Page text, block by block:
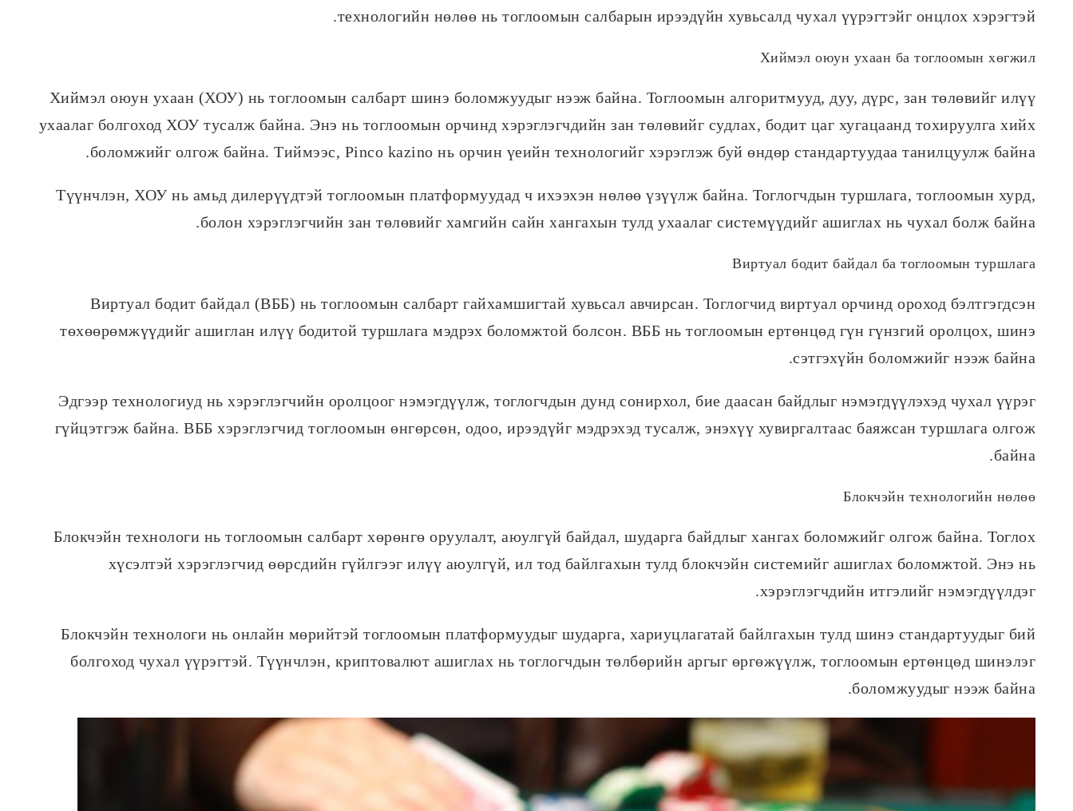
технологийн нөлөө нь тоглоомын салбарын ирээдүйн хувьсалд чухал үүрэгтэйг онцлох хэрэгтэй.
Хиймэл оюун ухаан ба тоглоомын хөгжил
Хиймэл оюун ухаан (ХОУ) нь тоглоомын салбарт шинэ боломжуудыг нээж байна. Тоглоомын алгоритмууд, дуу, дүрс, зан төлөвийг илүү
ухаалаг болгоход ХОУ тусалж байна. Энэ нь тоглоомын орчинд хэрэглэгчдийн зан төлөвийг судлах, бодит цаг хугацаанд тохируулга хийх
боломжийг олгож байна. Тиймээс, Pinco kazino нь орчин үеийн технологийг хэрэглэж буй өндөр стандартуудаа танилцуулж байна.
Түүнчлэн, ХОУ нь амьд дилерүүдтэй тоглоомын платформуудад ч ихээхэн нөлөө үзүүлж байна. Тоглогчдын туршлага, тоглоомын хурд,
болон хэрэглэгчийн зан төлөвийг хамгийн сайн хангахын тулд ухаалаг системүүдийг ашиглах нь чухал болж байна.
Виртуал бодит байдал ба тоглоомын туршлага
Виртуал бодит байдал (ВББ) нь тоглоомын салбарт гайхамшигтай хувьсал авчирсан. Тоглогчид виртуал орчинд ороход бэлтгэгдсэн
төхөөрөмжүүдийг ашиглан илүү бодитой туршлага мэдрэх боломжтой болсон. ВББ нь тоглоомын ертөнцөд гүн гүнзгий оролцох, шинэ
сэтгэхүйн боломжийг нээж байна.
Эдгээр технологиуд нь хэрэглэгчийн оролцоог нэмэгдүүлж, тоглогчдын дунд сонирхол, бие даасан байдлыг нэмэгдүүлэхэд чухал үүрэг
гүйцэтгэж байна. ВББ хэрэглэгчид тоглоомын өнгөрсөн, одоо, ирээдүйг мэдрэхэд тусалж, энэхүү хувиргалтаас баяжсан туршлага олгож
байна.
Блокчэйн технологийн нөлөө
Блокчэйн технологи нь тоглоомын салбарт хөрөнгө оруулалт, аюулгүй байдал, шударга байдлыг хангах боломжийг олгож байна. Тоглох
хүсэлтэй хэрэглэгчид өөрсдийн гүйлгээг илүү аюулгүй, ил тод байлгахын тулд блокчэйн системийг ашиглах боломжтой. Энэ нь
хэрэглэгчдийн итгэлийг нэмэгдүүлдэг.
Блокчэйн технологи нь онлайн мөрийтэй тоглоомын платформуудыг шударга, хариуцлагатай байлгахын тулд шинэ стандартуудыг бий
болгоход чухал үүрэгтэй. Түүнчлэн, криптовалют ашиглах нь тоглогчдын төлбөрийн аргыг өргөжүүлж, тоглоомын ертөнцөд шинэлэг
боломжуудыг нээж байна.